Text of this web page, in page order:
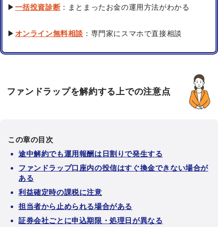
▶ 一括投資診断：まとまったお金の運用方法がわかる
▶ オンライン無料相談 ：専門家にスマホで直接相談
ファンドラップを解約する上での注意点
この章の目次
途中解約でも運用報酬は日割りで発生する
ファンドラップ口座内の投信はすぐ換金できない場合が
ある
利益確定時の課税に注意
担当者から止められる場合がある
証券会社ごとに申込期限・処理日が異なる